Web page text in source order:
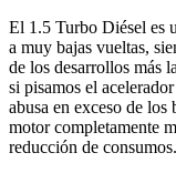
El 1.5 Turbo Diésel es
a muy bajas vueltas,
de los desarrollos más
si pisamos el
abusa en exceso de los
motor completamente
reducción de consumos.